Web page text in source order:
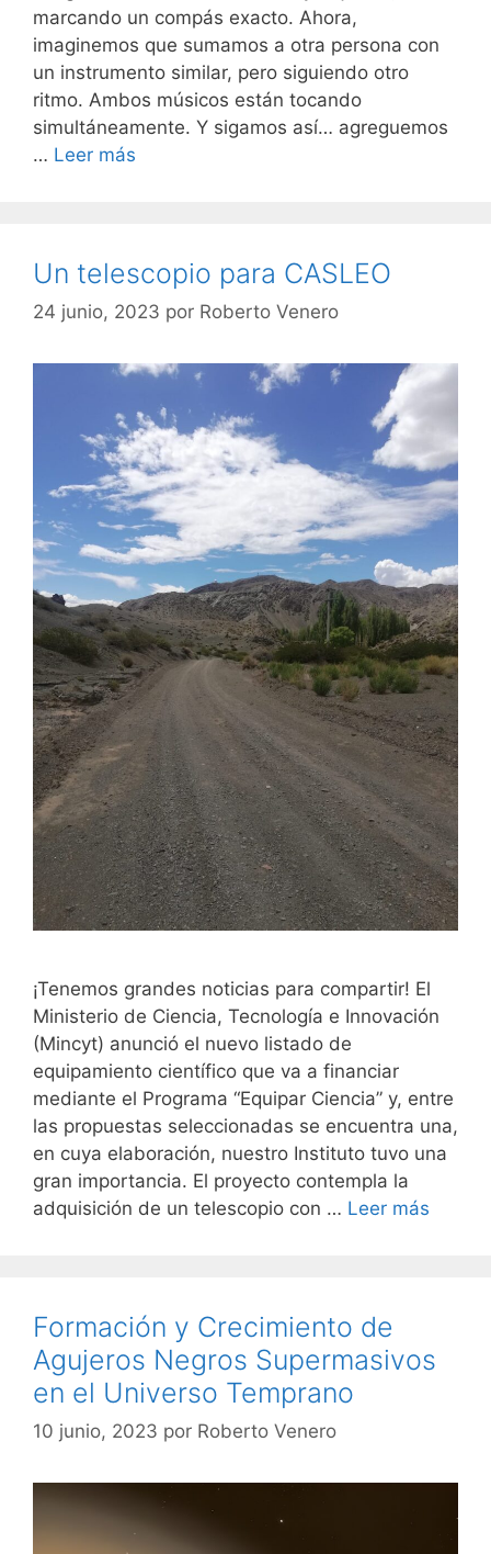
marcando un compás exacto. Ahora,
imaginemos que sumamos a otra persona con
un instrumento similar, pero siguiendo otro
ritmo. Ambos músicos están tocando
simultáneamente. Y sigamos así… agreguemos
… Leer más
Un telescopio para CASLEO
24 junio, 2023 por Roberto Venero
¡Tenemos grandes noticias para compartir! El
Ministerio de Ciencia, Tecnología e Innovación
(Mincyt) anunció el nuevo listado de
equipamiento científico que va a financiar
mediante el Programa “Equipar Ciencia” y, entre
las propuestas seleccionadas se encuentra una,
en cuya elaboración, nuestro Instituto tuvo una
gran importancia. El proyecto contempla la
adquisición de un telescopio con … Leer más
Formación y Crecimiento de
Agujeros Negros Supermasivos
en el Universo Temprano
10 junio, 2023 por Roberto Venero